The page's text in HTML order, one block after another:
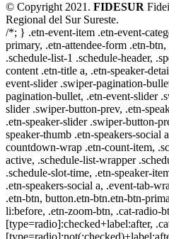
© Copyright 2021. FIDESUR
Regional del Sur Sureste.
/*; } .etn-event-item .etn-event-
primary, .etn-attendee-form .etn-
.schedule-list-1 .schedule-header,
content .etn-title a, .etn-speaker-
event-slider .swiper-pagination-
pagination-bullet, .etn-event-slider
slider .swiper-button-prev, .etn-
.etn-speaker-slider .swiper-button-
speaker-thumb .etn-speakers-social
countdown-wrap .etn-count-item,
active, .schedule-list-wrapper
.schedule-slot-time, .etn-speaker-
.etn-speakers-social a, .event-tab-
.etn-btn, button.etn-btn.etn-btn-
li:before, .etn-zoom-btn, .cat-radio-
[type=radio]:checked+label:after,